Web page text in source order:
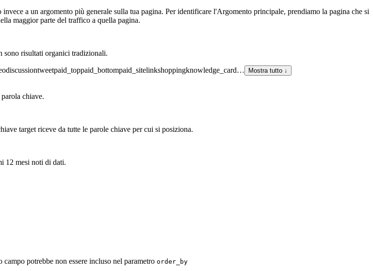
a un argomento più generale sulla tua pagina. Per identificare l'Argomento principale, prendiamo la pagina che si
maggior parte del traffico a quella pagina.
sono risultati organici tradizionali.
discussiontweetpaid_toppaid_bottompaid_sitelinkshoppingknowledge_card… Mostra tutto ↓
chiave.
target riceve da tutte le parole chiave per cui si posiziona.
12 mesi noti di dati.
potrebbe non essere incluso nel parametro order_by